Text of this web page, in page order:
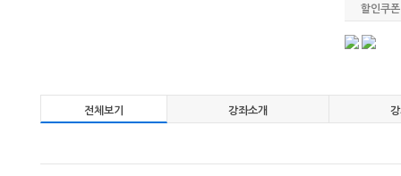
할인쿠폰
전체보기 강좌소개